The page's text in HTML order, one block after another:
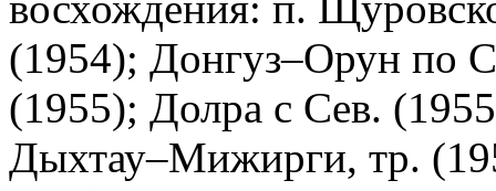
(1954); Донгуз–Орун
(1955); Долра с Сев.
Дыхтау–Мижирги, тр.